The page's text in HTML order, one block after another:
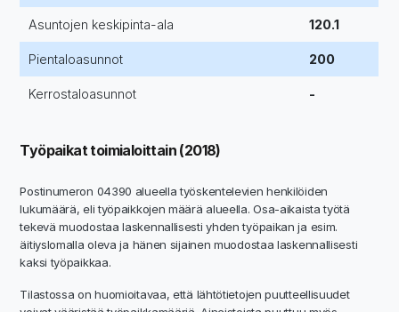
Asuntojen keskipinta-ala 120.1
Pientaloasunnot 200
Kerrostaloasunnot -
Työpaikat toimialoittain (2018)
Postinumeron 04390 alueella työskentelevien henkilöiden
lukumäärä, eli työpaikkojen määrä alueella. Osa-aikaista työtä
tekevä muodostaa laskennallisesti yhden työpaikan ja esim.
äitiyslomalla oleva ja hänen sijainen muodostaa laskennallisesti
kaksi työpaikkaa.
Tilastossa on huomioitavaa, että lähtötietojen puutteellisuudet